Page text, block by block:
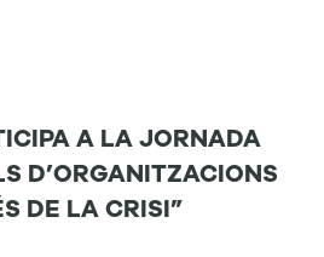
A LA JORNADA
D’ORGANITZACIONS
DE LA CRISI”